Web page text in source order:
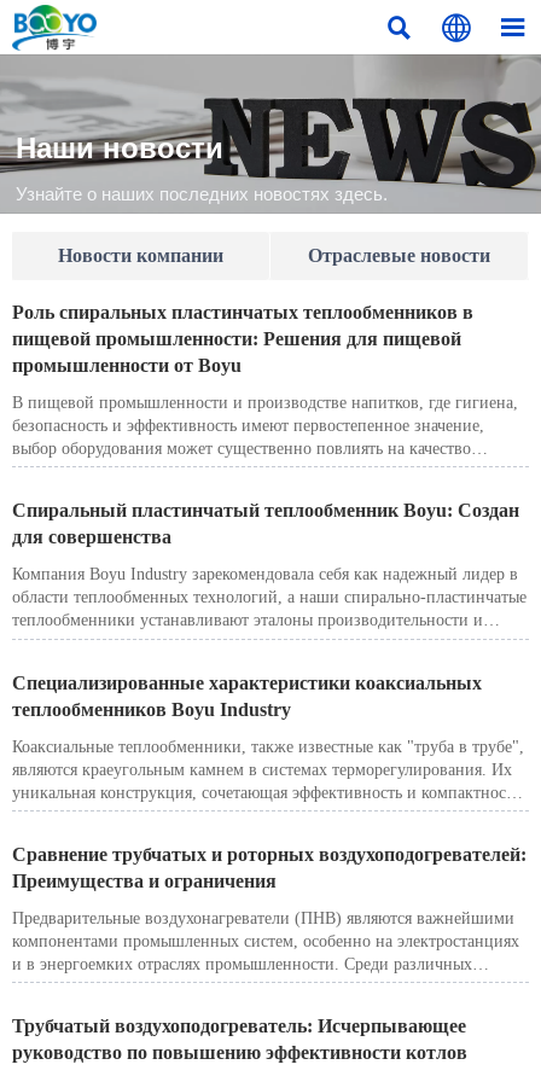
  
Наши новости
Узнайте о наших последних новостях здесь.
Новости компании Отраслевые новости
Роль спиральных пластинчатых теплообменников в
пищевой промышленности: Решения для пищевой
промышленности от Boyu
В пищевой промышленности и производстве напитков, где гигиена,
безопасность и эффективность имеют первостепенное значение,
выбор оборудования может существенно повлиять на качество
продукции и успех производства. Спирально-пластинчатые
приложений, требующих эффективного терморегулирования при
соблюдении строгих гигиенических стандартов. Boyu Industry
использует свой опыт в области теплообменных технологий, чтобы
предложить индивидуальные решения, разработанные специально
для пищевого сектора.
Спиральный пластинчатый теплообменник Boyu: Создан
для совершенства
Компания Boyu Industry зарекомендовала себя как надежный лидер в
области теплообменных технологий, а наши спирально-пластинчатые
теплообменники устанавливают эталоны производительности и
надежности. Созданные с точностью и инновациями, наши
условиях, обеспечивая исключительную эффективность и длительный
срок службы.
Специализированные характеристики коаксиальных
теплообменников Boyu Industry
Коаксиальные теплообменники, также известные как "труба в трубе",
являются краеугольным камнем в системах терморегулирования. Их
уникальная конструкция, сочетающая эффективность и компактность,
делает их незаменимыми во всех отраслях промышленности. Однако
шаг дальше, создавая коаксиальные теплообменники для
специализированных применений. В этой статье мы рассмотрим, как
в уникальных сценариях, обеспечивая непревзойденную надежность
и эффективность.
Сравнение трубчатых и роторных воздухоподогревателей:
Преимущества и ограничения
Предварительные воздухонагреватели (ПНВ) являются важнейшими
компонентами промышленных систем, особенно на электростанциях
и в энергоемких отраслях промышленности. Среди различных
конструкций наиболее широко используются трубчатые и роторные
основной цели - повышению эффективности работы котла за счет
утилизации отработанного тепла дымовых газов, их различные
Трубчатый воздухоподогреватель: Исчерпывающее
руководство по повышению эффективности котлов